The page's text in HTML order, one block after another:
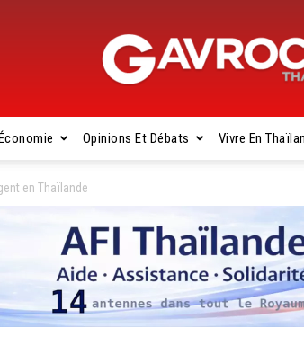
Gavroche
Thaïlande
Opinions Et Débats Vivre En
en Thaïlande